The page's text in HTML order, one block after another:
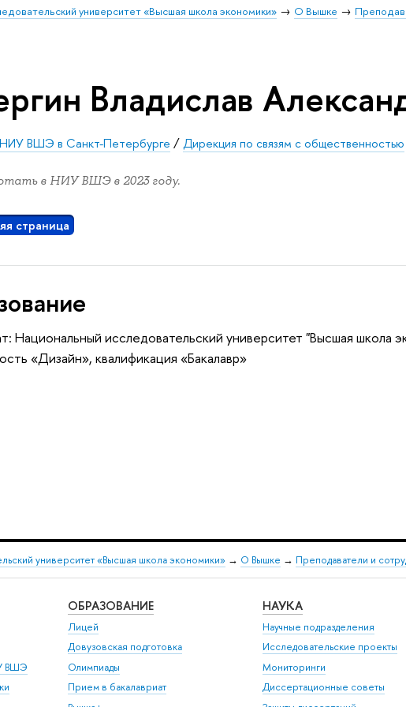
университет «Высшая школа экономики» О Вышке
Владислав
НИУ ВШЭ в Санкт-Петербурге /Дирекция по связям с общественностью
в НИУ ВШЭ в 2023 году.
страница
Национальный исследовательский университет "Высшая школа
«Дизайн», квалификация «Бакалавр»
университет «Высшая школа экономики» → О Вышке → Преподаватели и
ВШЭ
ОБРАЗОВАНИЕ
Лицей
Довузовская подготовка
Олимпиады
Прием в бакалавриат
НАУКА
Научные подразделения
Исследовательские проекты
Мониторинги
Диссертационные советы